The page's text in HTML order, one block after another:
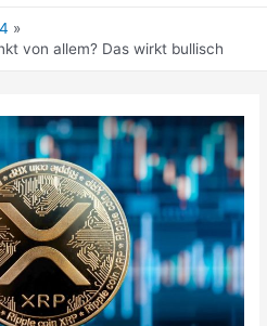
von allem? Das wirkt bullisch